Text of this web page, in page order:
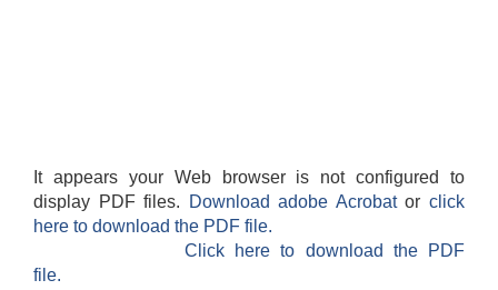
It appears your Web browser is not configured to
display PDF files.
Download adobe Acrobatorclick
here to download the PDF file.
Click here to download the PDF
file.